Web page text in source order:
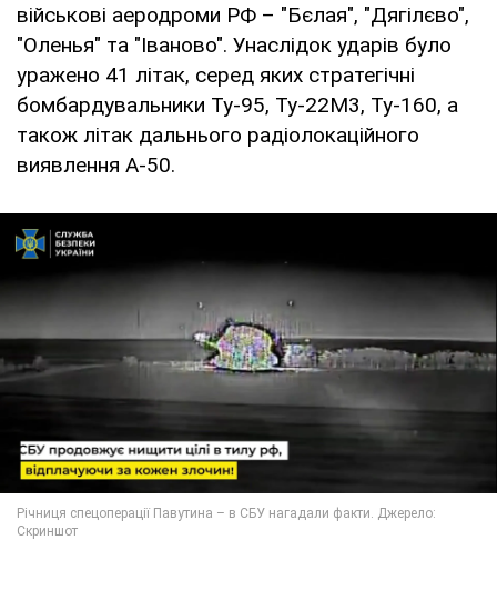
військові аеродроми РФ – "Бєлая", "Дягілєво",
"Оленья" та "Іваново". Унаслідок ударів було
уражено 41 літак, серед яких стратегічні
бомбардувальники Ту-95, Ту-22М3, Ту-160, а
також літак дальнього радіолокаційного
виявлення А-50.